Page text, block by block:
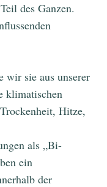
des Ganzen.
wir sie aus unserer
klimatischen
Hitze,
als „Bi-
ein
der